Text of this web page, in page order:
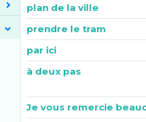
plan de la ville
prendre le tram
par ici
à deux pas
Je vous remercie